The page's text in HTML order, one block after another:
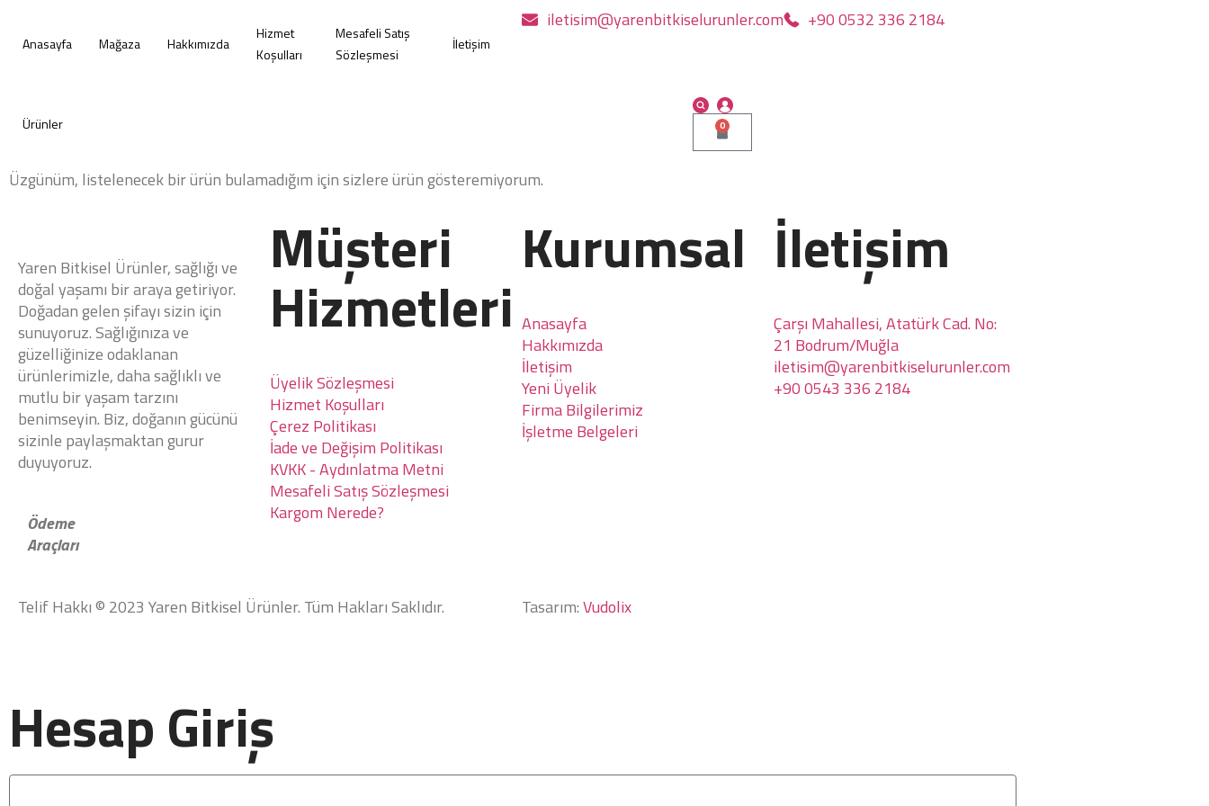
Anasayfa Mağaza Hakkımızda
Hizmet
Koşulları
Mesafeli Satış
Sözleşmesi
İletişim
iletisim@yarenbitkiselurunler.com +90 0532 336 2184
Ürünler 0
Üzgünüm, listelenecek bir ürün bulamadığım için sizlere ürün gösteremiyorum.
Yaren Bitkisel Ürünler, sağlığı ve
doğal yaşamı bir araya getiriyor.
Doğadan gelen şifayı sizin için
sunuyoruz. Sağlığınıza ve
güzelliğinize odaklanan
ürünlerimizle, daha sağlıklı ve
mutlu bir yaşam tarzını
benimseyin. Biz, doğanın gücünü
sizinle paylaşmaktan gurur
duyuyoruz.
Ödeme
Araçları
Müşteri
Hizmetleri
Üyelik Sözleşmesi
Hizmet Koşulları
Çerez Politikası
İade ve Değişim Politikası
KVKK - Aydınlatma Metni
Mesafeli Satış Sözleşmesi
Kargom Nerede?
Kurumsal
Anasayfa
Hakkımızda
İletişim
Yeni Üyelik
Firma Bilgilerimiz
İşletme Belgeleri
İletişim
Çarşı Mahallesi, Atatürk Cad. No:
21 Bodrum/Muğla
iletisim@yarenbitkiselurunler.com
+90 0543 336 2184
Telif Hakkı © 2023 Yaren Bitkisel Ürünler. Tüm Hakları Saklıdır. Tasarım:Vudolix
Hesap Giriş